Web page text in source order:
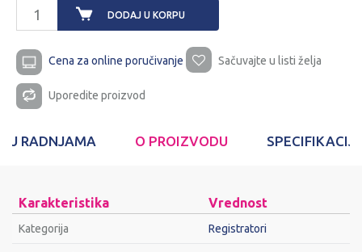
DODAJ U KORPU
Cena za online poručivanje Sačuvajte u listi želja
Uporedite proizvod
U RADNJAMA O PROIZVODU
Karakteristika Vrednost
Kategorija Registratori